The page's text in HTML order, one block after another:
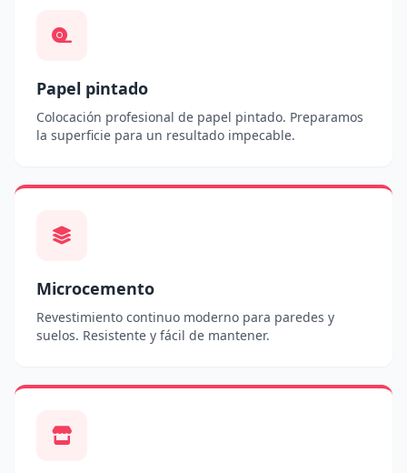
Papel pintado
Colocación profesional de papel pintado. Preparamos
la superficie para un resultado impecable.
Microcemento
Revestimiento continuo moderno para paredes y
suelos. Resistente y fácil de mantener.